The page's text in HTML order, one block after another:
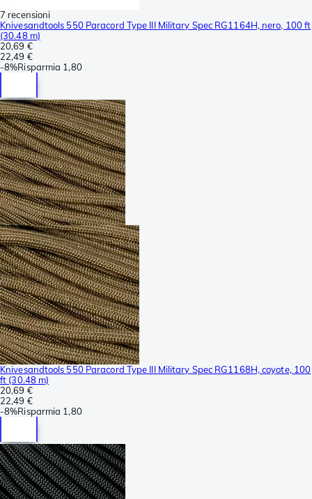
7 recensioni
Knivesandtools 550 Paracord Type III Military Spec RG1164H, nero, 100 ft
(30.48 m)
20,69 €
22,49 €
-8%Risparmia 1,80
Knivesandtools 550 Paracord Type III Military Spec RG1168H, coyote, 100
ft (30.48 m)
20,69 €
22,49 €
-8%Risparmia 1,80